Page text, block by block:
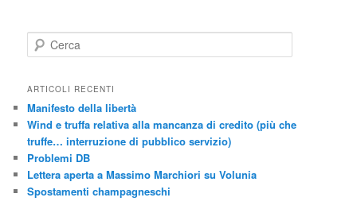
e
c
ARTICOLI RECENTI
Manifesto della libertà
Wind e truffa relativa alla mancanza di credito (più che
truffe… interruzione di pubblico servizio)
Problemi DB
Lettera aperta a Massimo Marchiori su Volunia
Spostamenti champagneschi